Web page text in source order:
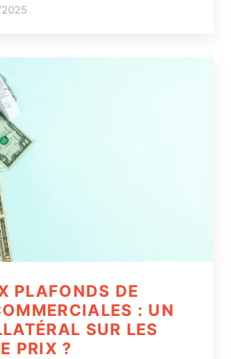
PLAFONDS DE
: UN
SUR LES
PRIX ?